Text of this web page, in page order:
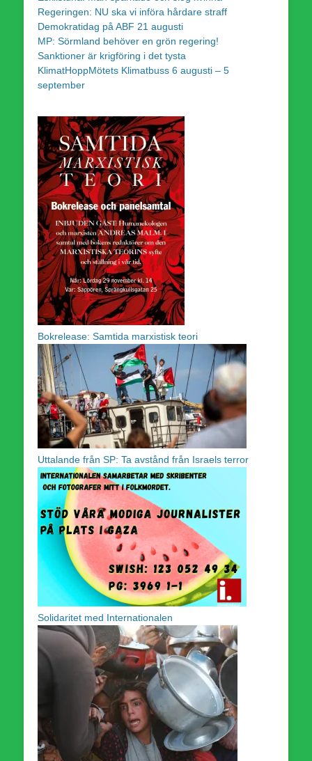
Regeringen: NU ska vi införa hårdare straff
Demokratidag på ABF 21 augusti
MP: Sörmland behöver en grön regering!
Sanktioner är krigföring i det tysta
KlimatHoppMötets Klimatbuss 6 augusti – 5
september
Bokrelease: Samtida marxistisk teori
Uttalande från SP: Ta avstånd från Israels terror
Solidaritet med Internationalen